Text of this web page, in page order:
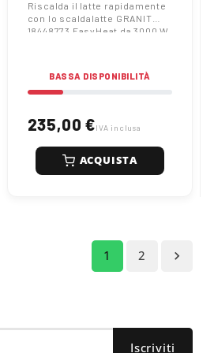
Regolabile
Riscalda il latte rapidamente
con lo scaldalatte GRANIT
18448773 EasyHeat da 3000 W.
più su Raim.
BASSA DISPONIBILITÀ
235,00 €IVA inclusa
ACQUISTA
1 2 